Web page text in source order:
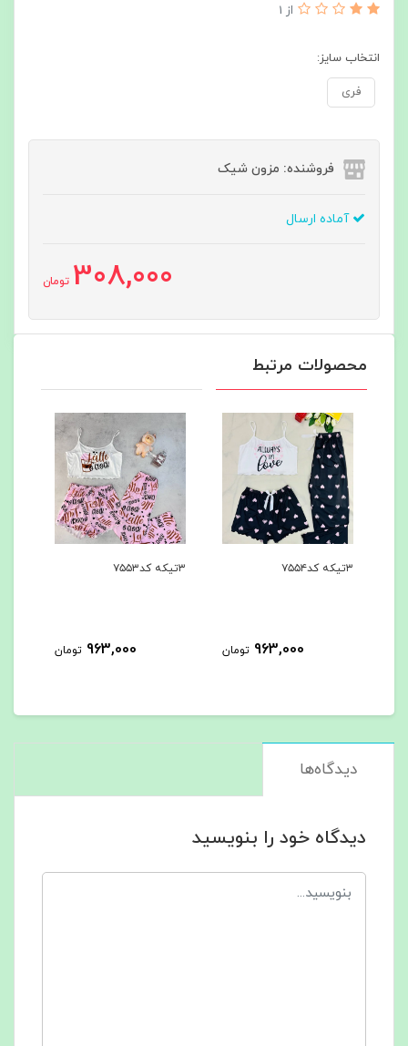
از 1
انتخاب سایز:
فری
فروشنده: مزون شیک
آماده ارسال
308,000 تومان
محصولات مرتبط
۳تیکه کد۷۵۵۴
963,000 تومان
۳تیکه کد۷۵۵۳
963,000 تومان
دیدگاه‌ها
دیدگاه خود را بنویسید